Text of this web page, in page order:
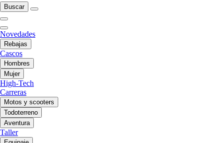
Buscar
Novedades
Rebajas
Cascos
Hombres
Mujer
High-Tech
Carreras
Motos y scooters
Todoterreno
Aventura
Taller